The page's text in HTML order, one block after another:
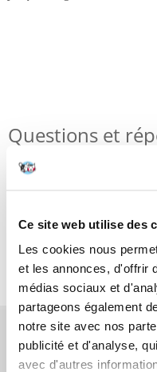
Ce site web utilise des
Les cookies nous
et les annonces, d'offrir
médias sociaux et
partageons également
notre site avec nos
publicité et d'analyse,
avec d'autres
Questions et
Critiques
Photos supplémentaires
AVANT L'ACHAT